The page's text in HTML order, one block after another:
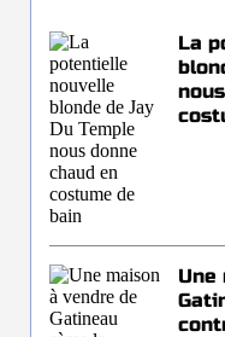
La
Une